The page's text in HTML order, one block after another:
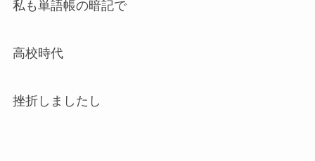
私も単語帳の暗記で
高校時代
挫折しましたし